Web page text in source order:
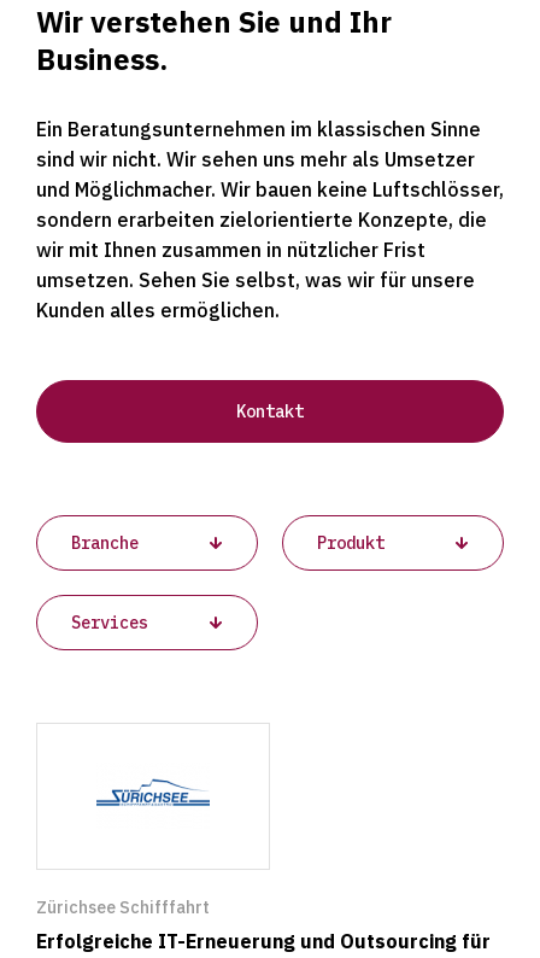
Wir verstehen Sie und Ihr
Business.
Ein Beratungsunternehmen im klassischen Sinne
sind wir nicht. Wir sehen uns mehr als Umsetzer
und Möglichmacher. Wir bauen keine Luftschlösser,
sondern erarbeiten zielorientierte Konzepte, die
wir mit Ihnen zusammen in nützlicher Frist
umsetzen. Sehen Sie selbst, was wir für unsere
Kunden alles ermöglichen.
Kontakt
Zürichsee Schifffahrt
Erfolgreiche IT-Erneuerung und Outsourcing für